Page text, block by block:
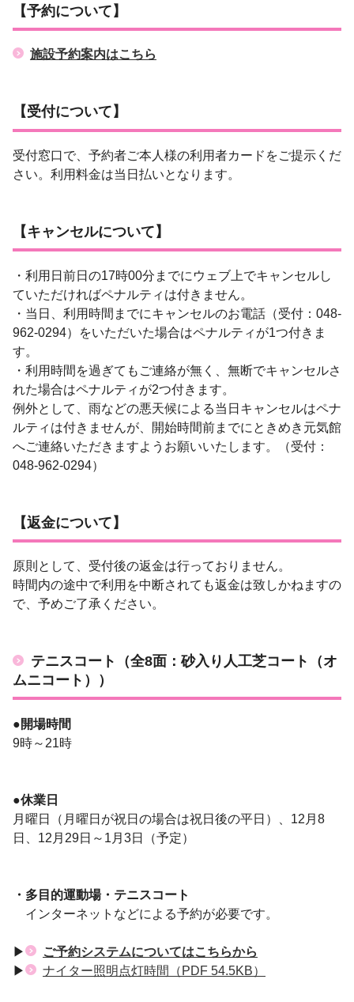
【予約について】
施設予約案内はこちら
【受付について】
受付窓口で、予約者ご本人様の利用者カード をご提示 くだ
さい。利用料金は当日払いとなります。
【キャンセルについて】
・利用日前日の17時00分までにウェブ上でキャンセルし
ていただければペナルティは付きません。
・当日、利用時間までにキャンセルのお電話（受付：048-
962-0294）をいただいた場合はペナルティが1つ付きま
す。
・利用時間を過ぎてもご連絡が無く、無断でキャンセルさ
れた場合はペナルティが2つ付きます。
例外として、雨などの悪天候による当日キャンセルはペナ
ルティは付きませんが、開始時間前までにときめき元気館
へご連絡いただきますようお願いいたします。（受付：
048-962-0294）
【返金について】
原則として、受付後の返金は行っておりません。
時間内の途中で利用を中断されても返金は致しかねますの
で、予めご了承ください。
テニスコート（全8面：砂入り人工芝コート（オ
ムニコート））
●開場時間
9時～21時
●休業日
月曜日（月曜日が祝日の場合は祝日後の平日）、12月8
日、12月29日～1月3日（予定）
・多目的運動場・テニスコート
インターネットなどによる予約が必要です。
▶
ご予約システムについてはこちらから
▶
ナイター照明点灯時間 （PDF 54.5KB）